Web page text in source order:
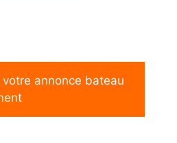
votre annonce bateau